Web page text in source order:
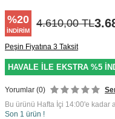
%20
İNDIRIM
4.610,00TL
Peşin Fiyatına 3 Taksit
HAVALE İLE EKSTRA %5
Yorumlar (0)
Bu ürünü Hafta İçi 14:00'e kadar
Son 1 ürün !